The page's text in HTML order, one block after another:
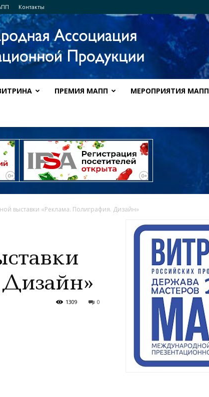
Контакты
ПРЕМИЯ МАПП МЕРОПРИЯТИЯ МАПП
выставки «Реклама. Полиграфия. Дизайн»
0
1309